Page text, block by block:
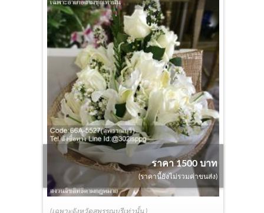
(เฉพาะจังหวัดสุพรรณบุรีเท่านั้น )
ราคา 1500 บาท
(ราคานี้ยังไม่รวมค่าขนส่ง)